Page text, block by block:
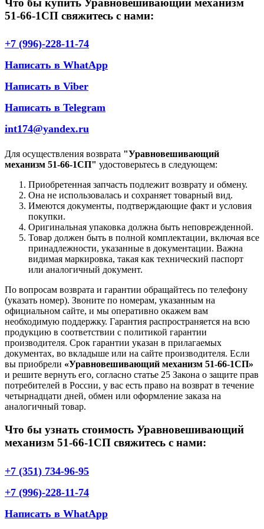
51-66-1СП свяжитесь с нами:
+7 (996)-228-11-74
Написать в WhatApp
Написать в Viber
Написать в Telegram
int174@yandex.ru
Для осуществления возврата "Уравновешивающий
механизм 51-66-1СП" удостоверьтесь в следующем:
Приобретенная запчасть подлежит возврату и обмену.
Она не использовалась и сохраняет товарный вид.
Имеются документы, подтверждающие факт и условия
покупки.
Оригинальная упаковка должна быть неповрежденной.
Товар должен быть в полной комплектации, включая все
принадлежности, указанные в документации. Важна
видимая маркировка, такая как технический паспорт
или аналогичный документ.
По вопросам возврата и гарантии обращайтесь по телефону
(указать номер). Звоните по номерам, указанным на
официальном сайте, и мы оперативно окажем вам
необходимую поддержку. Гарантия распространяется на всю
продукцию в соответствии с политикой гарантии
производителя. Срок гарантии указан в прилагаемых
документах, во вкладыше или на сайте производителя. Если
вы приобрели «Уравновешивающий механизм 51-66-1СП»
и решите вернуть его, согласно статье 25 Закона о защите прав
потребителей в России, у вас есть право на возврат в течение
четырнадцати дней, обмен или оформление заказа на
аналогичный товар.
Что бы узнать стоимость Уравновешивающий
механизм 51-66-1СП свяжитесь с нами:
+7 (351) 734-96-95
+7 (996)-228-11-74
Написать в WhatApp